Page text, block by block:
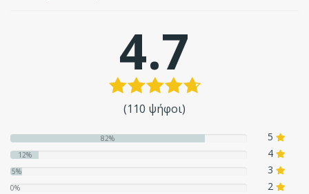
4.7
(110 ψήφοι)
82% 5
12% 4
5% 3
0% 2